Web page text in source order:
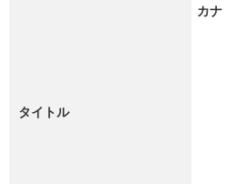
タイトル
カナ